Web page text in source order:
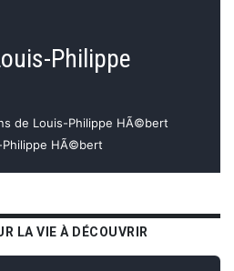
Philippe
de Louis-Philippe HÃ©bert
Philippe HÃ©bert
LA VIE À DÉCOUVRIR